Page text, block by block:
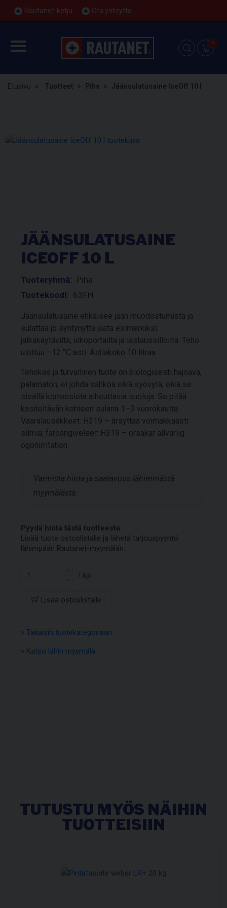
Rautanet-ketju Ota yhteyttä
0
Etusivu Tuotteet Piha Jäänsulatusaine IceOff 10 l
JÄÄNSULATUSAINE
ICEOFF 10 L
Tuoteryhmä: Piha
Tuotekoodi: 63FH
Jäänsulatusaine ehkäisee jään muodostumista ja
sulattaa jo syntynyttä jäätä esimerkiksi
jalkakäytäviltä, ulkoportailta ja lastaussilloilta. Teho
ulottuu –12 °C asti. Astiakoko 10 litraa.
Tehokas ja turvallinen tuote on biologisesti hajoava,
palamaton, ei johda sähköä eikä syövytä, eikä se
sisällä korroosiota aiheuttavia suoloja. Se pitää
käsiteltävän kohteen sulana 1–3 vuorokautta.
Vaaralausekkeet: H319 – ärsyttää voimakkaasti
silmiä; faroangivelser: H319 – orsakar allvarlig
ögonirritation.
Varmista hinta ja saatavuus lähimmästä
myymälästä.
Pyydä hinta tästä tuotteesta
Lisää tuote ostoslistalle ja lähetä tarjouspyyntö
lähimpään Rautanet-myymälän.
/ kpl
Lisää ostoslistalle
» Takaisin tuotekategoriaan
» Katso lähin myymälä
TUTUSTU MYÖS NÄIHIN
TUOTTEISIIN